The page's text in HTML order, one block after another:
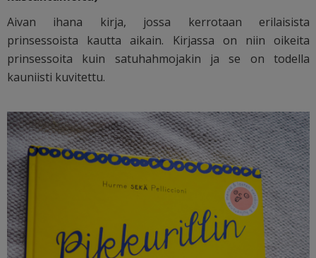
Aivan ihana kirja, jossa kerrotaan erilaisista
prinsessoista kautta aikain. Kirjassa on niin oikeita
prinsessoita kuin satuhahmojakin ja se on todella
kauniisti kuvitettu.